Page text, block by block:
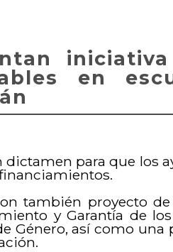
en
dictamen para que los
también proyecto
y Garantía de
Género, así como